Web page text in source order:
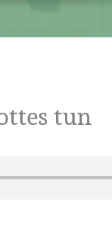
tun